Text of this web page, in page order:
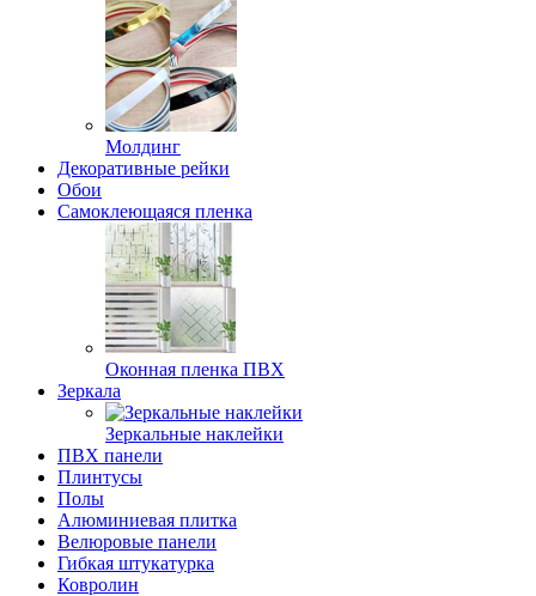
Молдинг
Декоративные рейки
Обои
Самоклеющаяся пленка
Оконная пленка ПВХ
Зеркала
Зеркальные наклейки
ПВХ панели
Плинтусы
Полы
Алюминиевая плитка
Велюровые панели
Гибкая штукатурка
Ковролин